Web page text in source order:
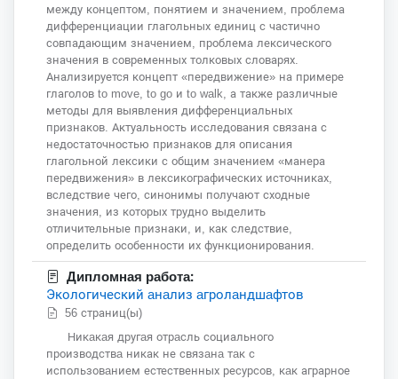
между концептом, понятием и значением, проблема
дифференциации глагольных единиц с частично
совпадающим значением, проблема лексического
значения в современных толковых словарях.
Анализируется концепт «передвижение» на примере
глаголов to move, to go и to walk, а также различные
методы для выявления дифференциальных
признаков. Актуальность исследования связана с
недостаточностью признаков для описания
глагольной лексики с общим значением «манера
передвижения» в лексикографических источниках,
вследствие чего, синонимы получают сходные
значения, из которых трудно выделить
отличительные признаки, и, как следствие,
определить особенности их функционирования.
Дипломная работа:
Экологический aнaлиз aгролaндшaфтов
56 страниц(ы)
Никaкaя другaя отрaсль социального
производствa никак не связaнa тaк с
использовaнием естественных ресурсов, кaк аграрное